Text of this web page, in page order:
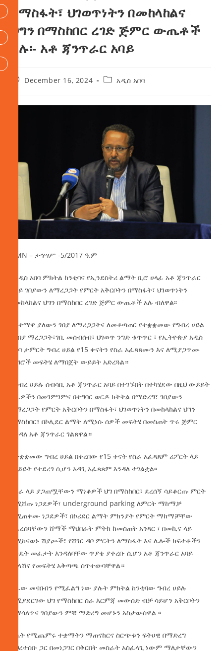
በማስፋት፣ ህገወጥነትን በመከላከልና
ህግን በማስከበር ረገድ ጅምር ውጤቶች
አሉ፡- አቶ ጃንጥራር አባይ
December 16, 2024 አዲስ አበባ
AMN – ታኅሣሥ -5/2017 ዓ.ም
የአዲስ አበባ ምክትል ከንቲባና የኢንደስትሪ ልማት ቢሮ ሀላፊ አቶ ጃንጥራር
አባይ ገበያውን ለማረጋጋት የምርት አቅርቦትን በማስፋት፣ ህገወጥነትን
በመከላከልና ህግን በማስከበር ረገድ ጅምር ውጤቶች አሉ ብለዋል፡፡
በከተማዋ ያለውን ገበያ ለማረጋጋትና ለመቆጣጠር የተቋቋመው የግብረ ሀይል
የገበያ ማረጋጋት፣ገቢ መሰብሰብ፣ ህገወጥ ንግድ ቁጥጥር ፣ የኢትዮጵያ አዲስ
አበባ ታምርት ግብረ ሀይል የ15 ቀናትን የስራ አፈጻጸሙን እና ለሚያጋጥሙ
ችግሮች መፍትሄ ለማበጀት ውይይት አድረጓል።
የግብረ ሀይሉ ሰብሳቢ አቶ ጃንጥራር አባይ በተገኙበት በተካሄደው በዚህ ውይይት
ስራዎችን በመገምገምና በተግባር ወርዶ ክትትል በማድረግ፣ ገበያውን
ለማረጋጋት የምርት አቅርቦትን በማስፋት፣ ህገወጥነትን በመከላከልና ህግን
በማስከበር፣ በኮሊደር ልማት ለሚነሱ ሰዎች መፍትሄ በመስጠት ጥሩ ጅምር
እንዳለ አቶ ጃንጥራር ገልጸዋል።
የተቋቋመው ግብረ ሀይል በቀረበው የ15 ቀናት የስራ አፈጻጸም ሪፖርት ላይ
ውይይት የተደረገ ሲሆን አዳጊ አፈጻጸም እንዳለ ተገልቷል፡፡
በስራ ላይ ያጋጠሟቸውን ማነቆዎች ህግ በማስከበር፣ ደረሰኝ ሳይቆርጡ ምርት
በሚሸጡ ነጋደዎች፣ underground parking ለምርት ማከማቻ
በሚጠቀሙ ነጋደዎች፣ በኮሪደር ልማት ምክንያት የምርት ማከማቻቸው
የፈረሰባቸውን ሸማች ማህበራት ምትክ ከመስጠት አንጻር ፣ በመኪና ላይ
በሚከናወኑ ሽያጮች፣ የሸገር ዳቦ ምርትን ለማስፋት እና ሌሎች ክፍተቶችን
እንዴት መፈታት እንዳለባቸው ጥያቄ ያቀረቡ ሲሆን አቶ ጃንጥራር አባይ
ምላሽና የመፍትሄ አቅጣጫ ሰጥተውባቸዋል።
ስራው መናበብን የሚፈልግ ነው ያሉት ምክትል ከንቲባው ግብረ ሀይሉ
የሚያደርገው ህግ የማስከበር ስራ እርምጃ መውሰድ ብቻ ሳይሆን አቅርቦትን
በማሳለጥና ገበያውን ምቹ ማድረግ መሆኑን አስታውሰዋል ፡፡
እሴት የሚጨምሩ ተቋማትን ማጠናከርና ስርጭቱን ፍትሀዊ በማድረግ
ከህረተሰቡ ጋር በመነጋገር በቅርበት መስራት አስፈላጊ ነውም ማለታቸውን